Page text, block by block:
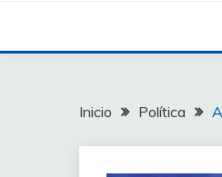
Inicio Política